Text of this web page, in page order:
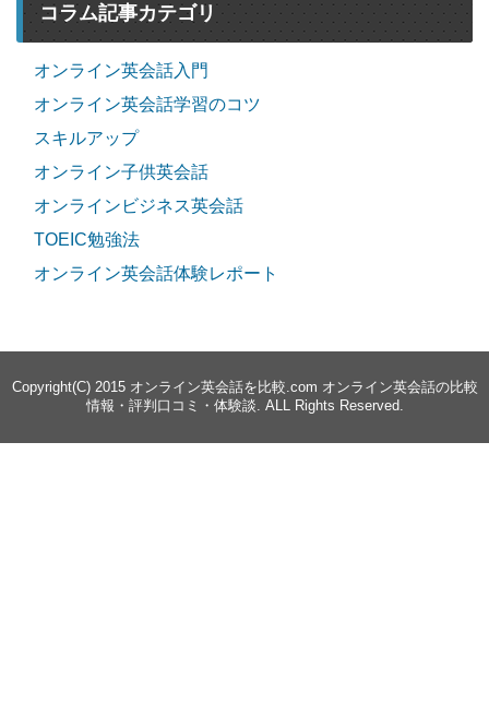
コラム記事カテゴリ
オンライン英会話入門
オンライン英会話学習のコツ
スキルアップ
オンライン子供英会話
オンラインビジネス英会話
TOEIC勉強法
オンライン英会話体験レポート
Copyright(C) 2015 オンライン英会話を比較.com オンライン英会話の比較
情報・評判口コミ・体験談 . ALL Rights Reserved.